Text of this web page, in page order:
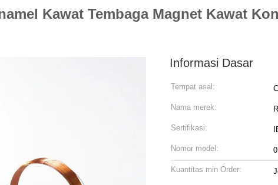
Kawat Tembaga Magnet Kawat
Informasi Dasar
Tempat asal:
Nama merek:
Sertifikasi:
Nomor model:
Kuantitas min Order: